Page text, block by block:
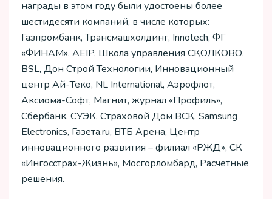
награды в этом году были удостоены более
шестидесяти компаний, в числе которых:
Газпромбанк, Трансмашхолдинг, Innotech, ФГ
«ФИНАМ», AEIP, Школа управления СКОЛКОВО,
BSL, Дон Строй Технологии, Инновационный
центр Ай-Теко, NL International, Аэрофлот,
Аксиома-Софт, Магнит, журнал «Профиль»,
Сбербанк, СУЭК, Страховой Дом ВСК, Samsung
Electronics, Газета.ru, ВТБ Арена, Центр
инновационного развития – филиал «РЖД», СК
«Ингосстрах-Жизнь», Мосгорломбард, Расчетные
решения.